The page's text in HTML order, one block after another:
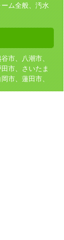
ム全般、汚水
市、八潮市、
市、さいたま
市、蓮田市、